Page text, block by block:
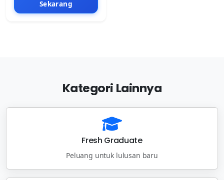
Sekarang
Kategori Lainnya
Fresh Graduate
Peluang untuk lulusan baru